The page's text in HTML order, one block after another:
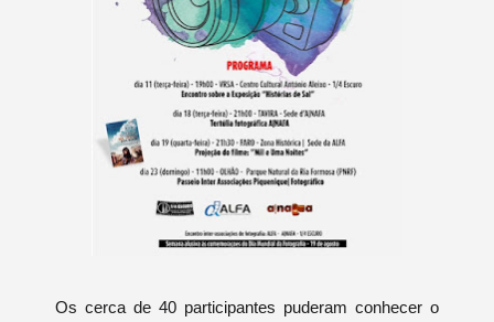
Os cerca de 40 participantes puderam conhecer o